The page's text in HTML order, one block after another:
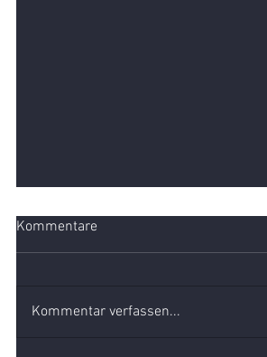
Kommentare
Kommentar verfassen...